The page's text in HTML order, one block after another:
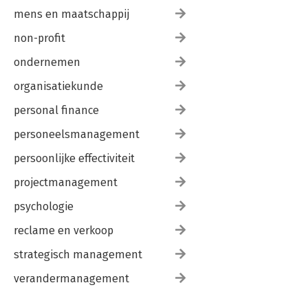
mens en maatschappij
non-profit
ondernemen
organisatiekunde
personal finance
personeelsmanagement
persoonlijke effectiviteit
projectmanagement
psychologie
reclame en verkoop
strategisch management
verandermanagement